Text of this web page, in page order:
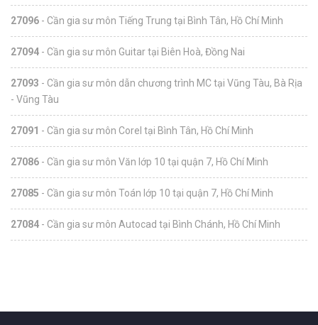
27096 - Cần gia sư môn Tiếng Trung tại Bình Tân, Hồ Chí Minh
27094 - Cần gia sư môn Guitar tại Biên Hoà, Đồng Nai
27093 - Cần gia sư môn dẫn chương trình MC tại Vũng Tàu, Bà Rịa
- Vũng Tàu
27091 - Cần gia sư môn Corel tại Bình Tân, Hồ Chí Minh
27086 - Cần gia sư môn Văn lớp 10 tại quận 7, Hồ Chí Minh
27085 - Cần gia sư môn Toán lớp 10 tại quận 7, Hồ Chí Minh
27084 - Cần gia sư môn Autocad tại Bình Chánh, Hồ Chí Minh